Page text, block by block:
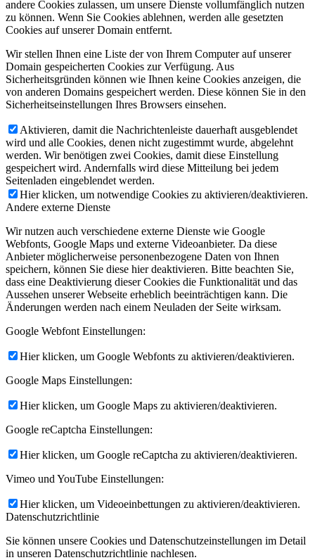
andere Cookies zulassen, um unsere Dienste vollumfänglich nutzen
zu können. Wenn Sie Cookies ablehnen, werden alle gesetzten
Cookies auf unserer Domain entfernt.
Wir stellen Ihnen eine Liste der von Ihrem Computer auf unserer
Domain gespeicherten Cookies zur Verfügung. Aus
Sicherheitsgründen können wie Ihnen keine Cookies anzeigen, die
von anderen Domains gespeichert werden. Diese können Sie in den
Sicherheitseinstellungen Ihres Browsers einsehen.
Aktivieren, damit die Nachrichtenleiste dauerhaft ausgeblendet
wird und alle Cookies, denen nicht zugestimmt wurde, abgelehnt
werden. Wir benötigen zwei Cookies, damit diese Einstellung
gespeichert wird. Andernfalls wird diese Mitteilung bei jedem
Seitenladen eingeblendet werden.
Hier klicken, um notwendige Cookies zu aktivieren/deaktivieren.
Andere externe Dienste
Wir nutzen auch verschiedene externe Dienste wie Google
Webfonts, Google Maps und externe Videoanbieter. Da diese
Anbieter möglicherweise personenbezogene Daten von Ihnen
speichern, können Sie diese hier deaktivieren. Bitte beachten Sie,
dass eine Deaktivierung dieser Cookies die Funktionalität und das
Aussehen unserer Webseite erheblich beeinträchtigen kann. Die
Änderungen werden nach einem Neuladen der Seite wirksam.
Google Webfont Einstellungen:
Hier klicken, um Google Webfonts zu aktivieren/deaktivieren.
Google Maps Einstellungen:
Hier klicken, um Google Maps zu aktivieren/deaktivieren.
Google reCaptcha Einstellungen:
Hier klicken, um Google reCaptcha zu aktivieren/deaktivieren.
Vimeo und YouTube Einstellungen:
Hier klicken, um Videoeinbettungen zu aktivieren/deaktivieren.
Datenschutzrichtlinie
Sie können unsere Cookies und Datenschutzeinstellungen im Detail
in unseren Datenschutzrichtlinie nachlesen.